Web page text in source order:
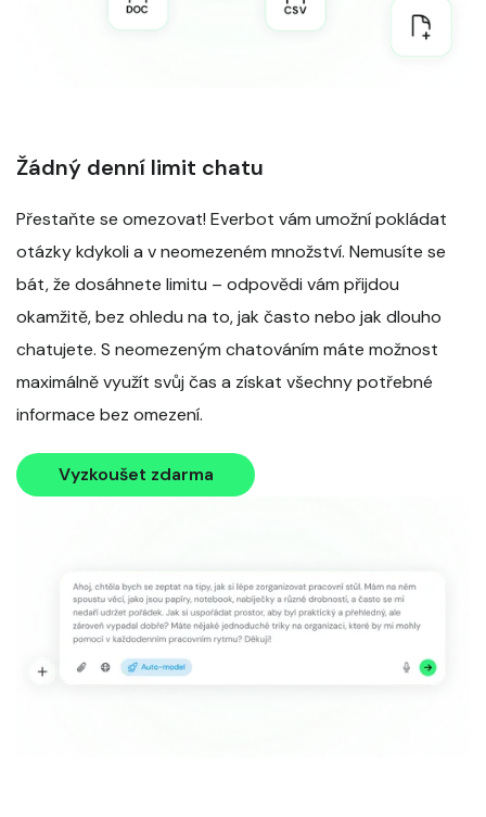
Žádný denní limit chatu
Přestaňte se omezovat! Everbot vám umožní pokládat
otázky kdykoli a v neomezeném množství. Nemusíte se
bát, že dosáhnete limitu – odpovědi vám přijdou
okamžitě, bez ohledu na to, jak často nebo jak dlouho
chatujete. S neomezeným chatováním máte možnost
maximálně využít svůj čas a získat všechny potřebné
informace bez omezení.
Vyzkoušet zdarma